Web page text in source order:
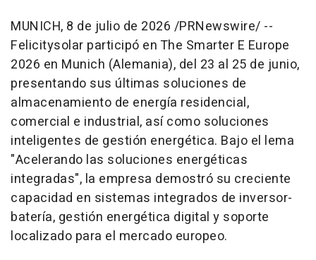
MUNICH, 8 de julio de 2026 /PRNewswire/ --
Felicitysolar participó en The Smarter E Europe
2026 en Munich (Alemania), del 23 al 25 de junio,
presentando sus últimas soluciones de
almacenamiento de energía residencial,
comercial e industrial, así como soluciones
inteligentes de gestión energética. Bajo el lema
"Acelerando las soluciones energéticas
integradas", la empresa demostró su creciente
capacidad en sistemas integrados de inversor-
batería, gestión energética digital y soporte
localizado para el mercado europeo.